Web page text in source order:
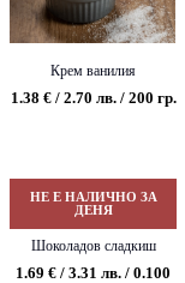
Крем ванилия
1.38 € / 2.70 лв. / 200 гр.
НЕ Е НАЛИЧНО ЗА
ДЕНЯ
Шоколадов сладкиш
1.69 € / 3.31 лв. / 0.100